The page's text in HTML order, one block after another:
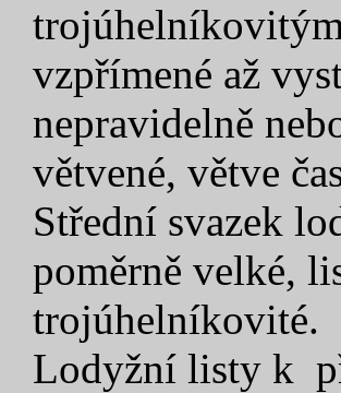
vzpřímené až
nepravidelně
větvené, větve
Střední svazek
poměrně velké,
trojúhelníkovité.
Lodyžní listy k